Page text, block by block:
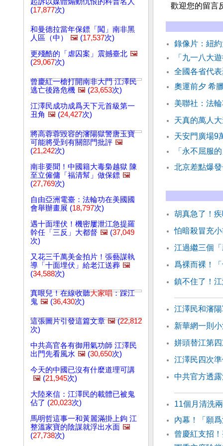
(17,877次)
和曼德拉當年保鏢「闖」南非黑
人區（中）
🖼️ (17,537次)
更殘酷的「虐囚案」震撼臺北 🖼️
(29,067次)
曾慶紅一槍打開南非大門 江澤民
逃亡後路危機 🖼️ (23,653次)
江澤民成功成爲天下元首級第一
丑角 🖼️ (24,427次)
將高蓉蓉毀容的瀋陽獄警唐玉寶
可能將受到有關部門批評 🖼️
(21,242次)
南非要聞！中國籍大毒梟越獄 陳
至立僱傭「福清幫」做保鏢 🖼️
(27,769次)
自由亞洲電臺：法輪功在美國國
會舉辦畫展 (18,797次)
遇十面埋伏！機密屢泄江急提羅
幹任「三反」大都督 🖼️ (37,049
次)
又花三千萬美金拍片！張藝謀執
導「十面埋伏」給老江送葬 🖼️
(34,588次)
真哏兒！在線收聽大家唱：踩江
鬼 🖼️ (36,430次)
這張圖片引發這篇文章 🖼️(22,812
次)
中共高官各有御用氣功師 江澤民
出門先看風水 🖼️ (30,650次)
今天的中國已沒有什麼道理可講
🖼️ (21,945次)
大陸來信：江澤民的載體已被鬼
佔了 (20,023次)
馬明哲這事一和黃麗滿掛上鉤 江
整溫家寶的陰謀就浮出水面 🖼️
(27,738次)
歡迎您的留言
錄像片：紐
「九一八大
全國各省代
奧運前夕 希
美聯社：法
天真的萬人
天安門廣場9
「永不屈服
北京差點爆
胡真急了！
怕暗殺冒充
江過繼三個
爲裸而裸！
鎮不住了！
江澤民和瀋
新華網一則
姘頭替江第
江澤民四次
中共官方透
11個月清洗
內幕！「願
曾慶紅支招